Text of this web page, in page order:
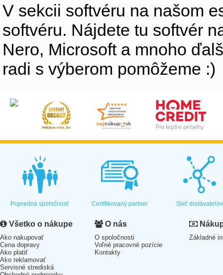
V sekcii softvéru na našom
softvéru. Nájdete tu softvér
Nero, Microsoft a mnoho
radi s výberom pomôžeme :)
Popredná spoločnosť Certifikovaný partner Sieť dodávateľov
Všetko o nákupe
Ako nakupovať
Cena dopravy
Ako platiť
Ako reklamovať
Servisné strediská
O nás
O spoločnosti
Voľné pracovné pozície
Kontakty
Základné